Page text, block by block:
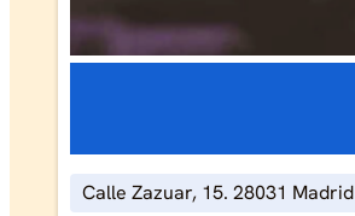
Calle Zazuar, 15. 28031 Madrid